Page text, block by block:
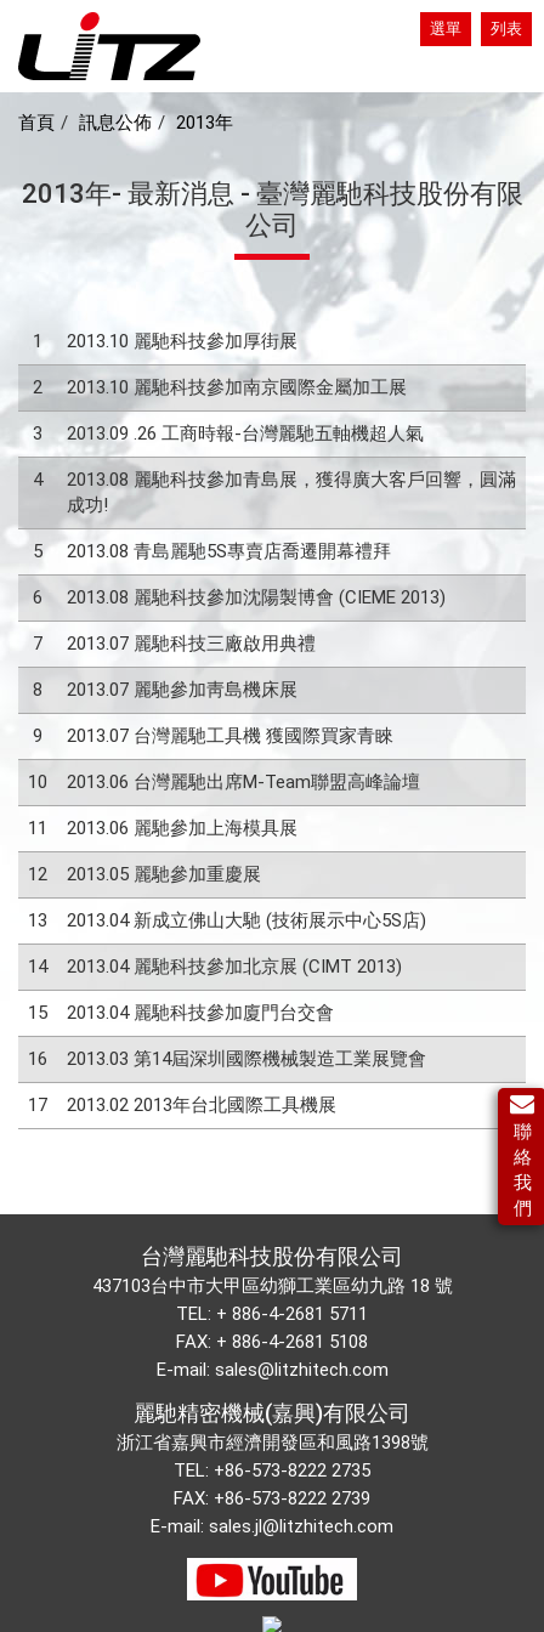
選單 列表
首頁 訊息公佈 2013年
2013年- 最新消息 - 臺灣麗馳科技股份有限
公司
1 2013.10 麗馳科技參加厚街展
2 2013.10 麗馳科技參加南京國際金屬加工展
3 2013.09 .26 工商時報-台灣麗馳五軸機超人氣
4
2013.08 麗馳科技參加青島展，獲得廣大客戶回響，圓滿
成功!
5 2013.08 青島麗馳5S專賣店喬遷開幕禮拜
6 2013.08 麗馳科技參加沈陽製博會 (CIEME 2013)
7 2013.07 麗馳科技三廠啟用典禮
8 2013.07 麗馳參加靑島機床展
9 2013.07 台灣麗馳工具機 獲國際買家青睞
10 2013.06 台灣麗馳出席M-Team聯盟高峰論壇
11 2013.06 麗馳參加上海模具展
12 2013.05 麗馳參加重慶展
13 2013.04 新成立佛山大馳 (技術展示中心5S店)
14 2013.04 麗馳科技參加北京展 (CIMT 2013)
15 2013.04 麗馳科技參加廈門台交會
16 2013.03 第14屆深圳國際機械製造工業展覽會
17
2013.02 2013年台北國際工具機展
聯
絡
我
們
台灣麗馳科技股份有限公司
437103台中市大甲區幼獅工業區幼九路 18 號
TEL: + 886-4-2681 5711
FAX: + 886-4-2681 5108
E-mail: sales@litzhitech.com
麗馳精密機械(嘉興)有限公司
浙江省嘉興市經濟開發區和風路1398號
TEL: +86-573-8222 2735
FAX: +86-573-8222 2739
E-mail: sales.jl@litzhitech.com